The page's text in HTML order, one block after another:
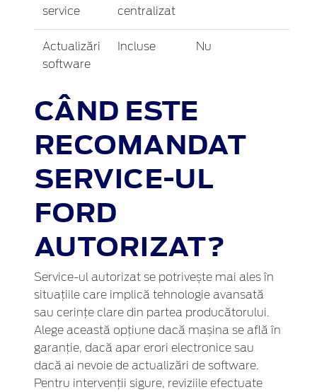
service
centralizat
Actualizări
software
Incluse Nu
CÂND ESTE
RECOMANDAT
SERVICE-UL
FORD
AUTORIZAT?
Service-ul autorizat se potrivește mai ales în
situațiile care implică tehnologie avansată
sau cerințe clare din partea producătorului.
Alege această opțiune dacă mașina se află în
garanție, dacă apar erori electronice sau
dacă ai nevoie de actualizări de software.
Pentru intervenții sigure, reviziile efectuate